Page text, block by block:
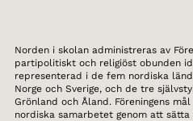
Norden i skolan administreras av
partipolitiskt och religiöst obunden
representerad i de fem nordiska
Norge och Sverige, och de tre
Grönland och Åland. Föreningens
nordiska samarbetet genom att